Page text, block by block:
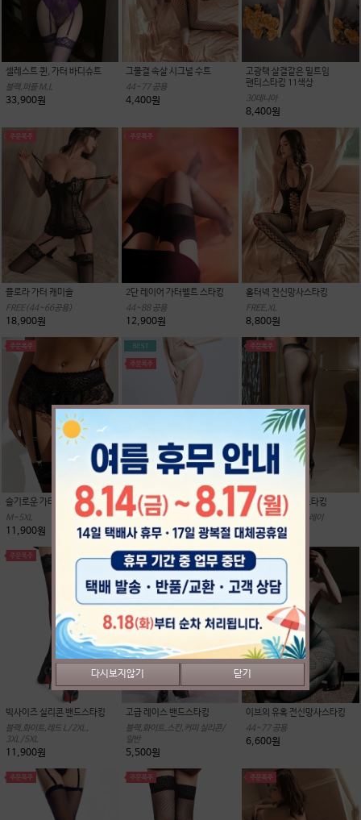
셀레스트 퀸, 가터 바디슈트
블랙,퍼플 M,L
33,900원
그물결 속살 시그널 수트
44~77 공용
4,400원
고광택 살결같은 밑트임
팬티스타킹 11색상
30데니아
8,400원
플로라 가터 캐미솔
FREE(44~66공용)
18,900원
2단 레이어 가터벨트 스타킹
44~88 공용
12,900원
홀터넥 전신망사스타킹
FREE,XL
8,800원
슬기로운 가터 생활
M~5XL
11,900원
고급 T라인 밑트임 팬티스타킹
블랙/그레이/커피/ 살색/화이트
5,900원
고급 T라인 팬티스타킹
블랙|스킨|커피|그레이
5,300원
빅사이즈 실리콘 밴드스타킹
블랙,화이트,레드 L/2XL,
3XL/5XL
11,900원
고급 레이스 밴드스타킹
블랙,화이트,스킨,커피 실리콘/
일반
5,500원
이브의 유혹 전신망사스타킹
44~77 공용
6,600원
다시보지않기 닫기